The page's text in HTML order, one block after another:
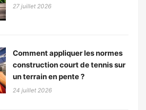
27 juillet 2026
Comment appliquer les normes
construction court de tennis sur
un terrain en pente ?
24 juillet 2026